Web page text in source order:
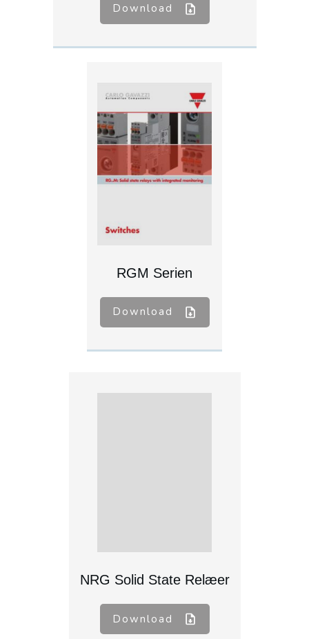
Download
RGM Serien
Download
NRG Solid State Relæer
Download